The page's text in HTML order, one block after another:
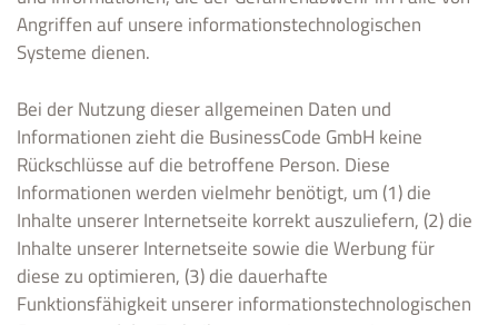
Angriffen auf unsere informationstechnologischen
Systeme dienen.
Bei der Nutzung dieser allgemeinen Daten und
Informationen zieht die BusinessCode GmbH keine
Rückschlüsse auf die betroffene Person. Diese
Informationen werden vielmehr benötigt, um (1) die
Inhalte unserer Internetseite korrekt auszuliefern, (2) die
Inhalte unserer Internetseite sowie die Werbung für
diese zu optimieren, (3) die dauerhafte
Funktionsfähigkeit unserer informationstechnologischen